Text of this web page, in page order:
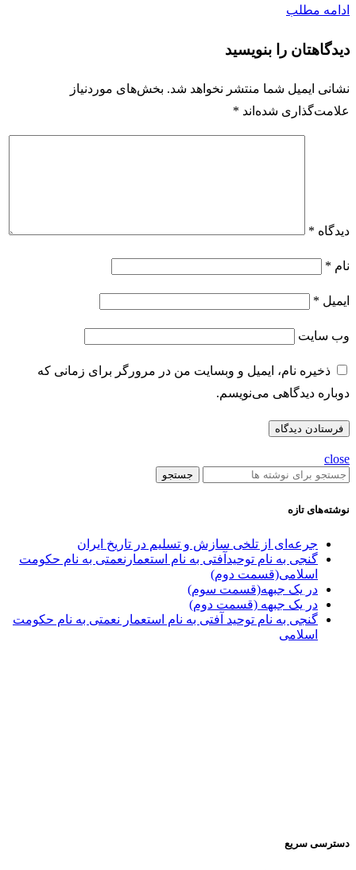
ادامه مطلب
دیدگاهتان را بنویسید
نشانی ایمیل شما منتشر نخواهد شد. بخش‌های موردنیاز
علامت‌گذاری شده‌اند *
دیدگاه *
نام *
ایمیل *
وب‌ سایت
ذخیره نام، ایمیل و وبسایت من در مرورگر برای زمانی که
دوباره دیدگاهی می‌نویسم.
close
جستجو
نوشته‌های تازه
جرعه‌ای از تلخی سازش و تسلیم در تاریخ ایران
گنجی به نام توحیدآفتی به نام استعمارنعمتی به نام حکومت
اسلامی(قسمت دوم)
در یک جبهه(قسمت سوم)
در یک جبهه (قسمت دوم)
گنجی به نام توحید آفتی به نام استعمار نعمتی به نام حکومت
اسلامی
دسترسی سریع